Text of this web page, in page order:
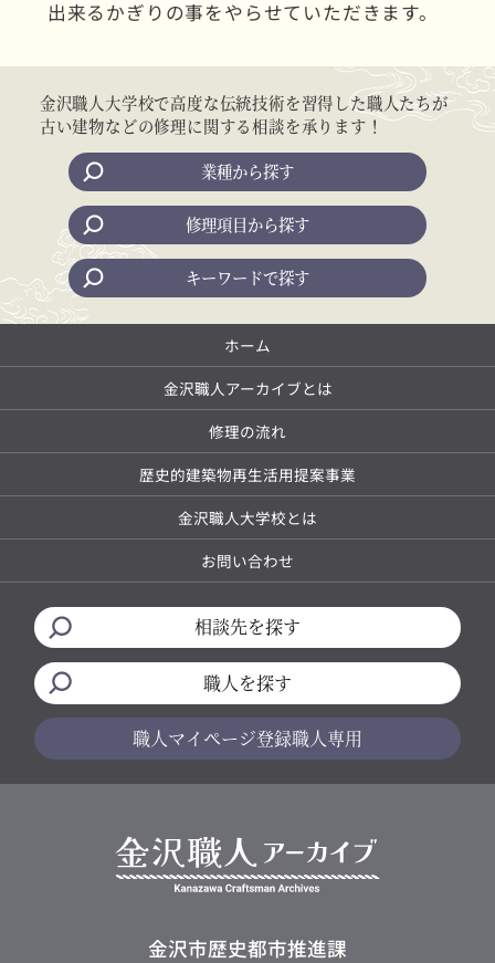
出来るかぎりの事をやらせていただきます。
金沢職人大学校で高度な伝統技術を習得した職人たちが
古い建物などの修理に関する相談を承ります！
業種から探す
修理項目から探す
キーワードで探す
ホーム
金沢職人アーカイブとは
修理の流れ
歴史的建築物再生活用提案事業
金沢職人大学校とは
お問い合わせ
相談先を探す
職人を探す
職人マイページ登録職人専用
金沢市歴史都市推進課